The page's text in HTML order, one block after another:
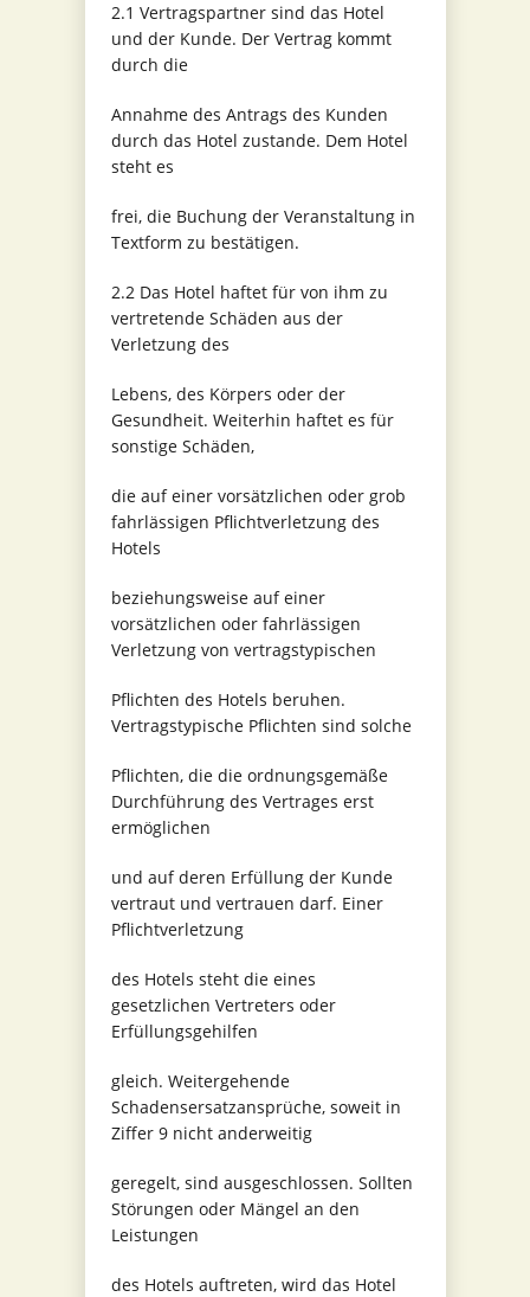
2.1 Vertragspartner sind das Hotel
und der Kunde. Der Vertrag kommt
durch die
Annahme des Antrags des Kunden
durch das Hotel zustande. Dem Hotel
steht es
frei, die Buchung der Veranstaltung in
Textform zu bestätigen.
2.2 Das Hotel haftet für von ihm zu
vertretende Schäden aus der
Verletzung des
Lebens, des Körpers oder der
Gesundheit. Weiterhin haftet es für
sonstige Schäden,
die auf einer vorsätzlichen oder grob
fahrlässigen Pflichtverletzung des
Hotels
beziehungsweise auf einer
vorsätzlichen oder fahrlässigen
Verletzung von vertragstypischen
Pflichten des Hotels beruhen.
Vertragstypische Pflichten sind solche
Pflichten, die die ordnungsgemäße
Durchführung des Vertrages erst
ermöglichen
und auf deren Erfüllung der Kunde
vertraut und vertrauen darf. Einer
Pflichtverletzung
des Hotels steht die eines
gesetzlichen Vertreters oder
Erfüllungsgehilfen
gleich. Weitergehende
Schadensersatzansprüche, soweit in
Ziffer 9 nicht anderweitig
geregelt, sind ausgeschlossen. Sollten
Störungen oder Mängel an den
Leistungen
des Hotels auftreten, wird das Hotel